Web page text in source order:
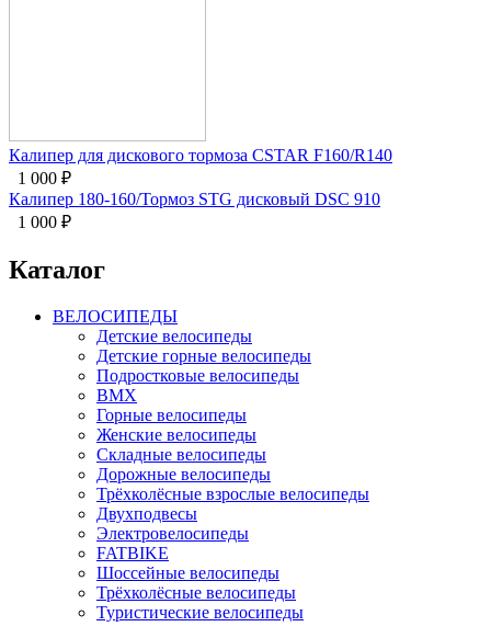
Калипер для дискового тормоза CSTAR F160/R140
1 000 ₽
Калипер 180-160/Тормоз STG дисковый DSC 910
1 000 ₽
Каталог
ВЕЛОСИПЕДЫ
Детские велосипеды
Детские горные велосипеды
Подростковые велосипеды
BMX
Горные велосипеды
Женские велосипеды
Складные велосипеды
Дорожные велосипеды
Трёхколёсные взрослые велосипеды
Двухподвесы
Электровелосипеды
FATBIKE
Шоссейные велосипеды
Трёхколёсные велосипеды
Туристические велосипеды